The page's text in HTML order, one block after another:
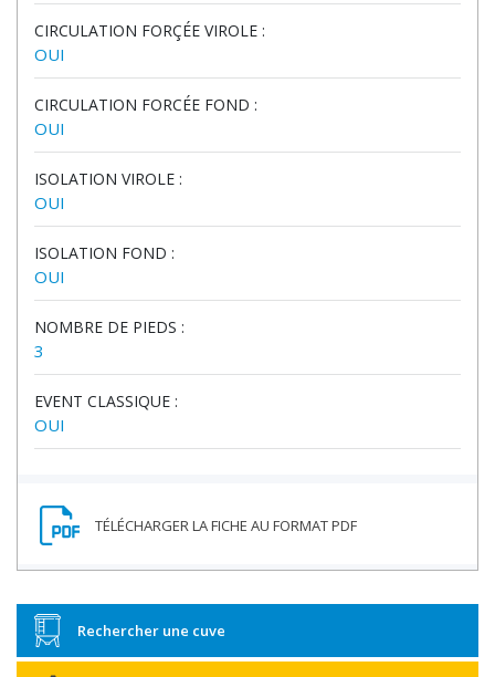
Rechercher une cuve
CIRCULATION FORÇÉE VIROLE :
OUI
CIRCULATION FORCÉE FOND :
OUI
ISOLATION VIROLE :
OUI
ISOLATION FOND :
OUI
NOMBRE DE PIEDS :
3
EVENT CLASSIQUE :
OUI